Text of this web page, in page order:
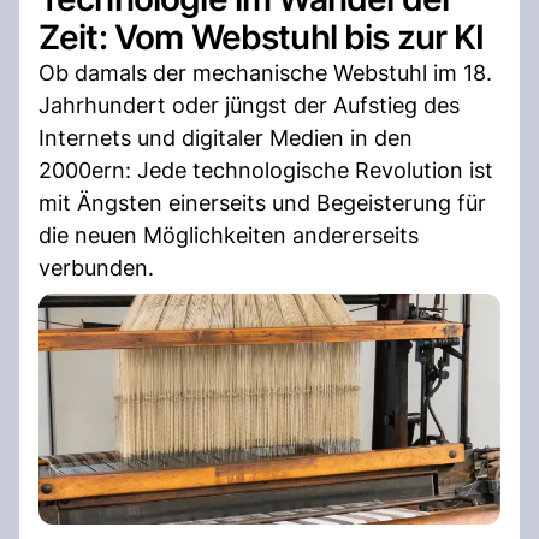
Zeit: Vom Webstuhl bis zur KI
Ob damals der mechanische Webstuhl im 18.
Jahrhundert oder jüngst der Aufstieg des
Internets und digitaler Medien in den
2000ern: Jede technologische Revolution ist
mit Ängsten einerseits und Begeisterung für
die neuen Möglichkeiten andererseits
verbunden.